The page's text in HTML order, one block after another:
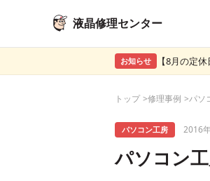
液晶修理センター
お知らせ 【8月の定
トップ 修理事例 パソ
パソコン工房 2016
パソコン